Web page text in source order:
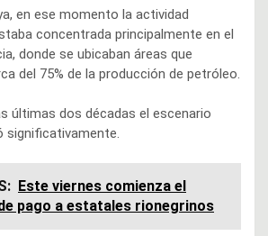
en ese momento la actividad
concentrada principalmente en el
donde se ubicaban áreas que
del 75% de la producción de petróleo.
últimas dos décadas el escenario
significativamente.
Este viernes comienza el
pago a estatales rionegrinos